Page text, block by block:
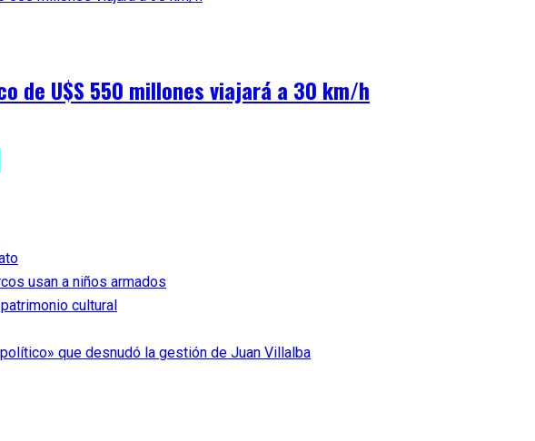
de U$S 550 millones viajará a 30 km/h
usan a niños armados
cultural
que desnudó la gestión de Juan Villalba